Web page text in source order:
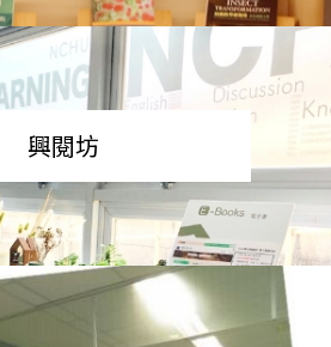
興閱坊